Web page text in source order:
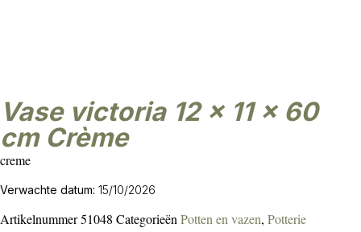
vase victoria 12 x 11 x 60
cm Crème
creme
Verwachte datum: 15/10/2026
Artikelnummer51048 Categorieën Potten en vazen, Potterie